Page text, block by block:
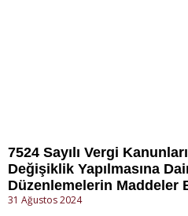
7524 Sayılı Vergi
Değişiklik Yapılmasına
Düzenlemelerin Maddeler
31 Ağustos 2024